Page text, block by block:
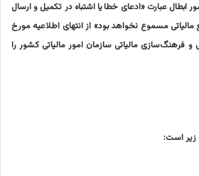
ابطال عبارت «ادعای خطا یا اشتباه در تکمیل و ارسال
مالیاتی مسموع نخواهد بود» از انتهای اطلاعیه مورخ
عمومی و فرهنگ‌سازی مالیاتی سازمان امور مالیاتی کشور را
زیر است: